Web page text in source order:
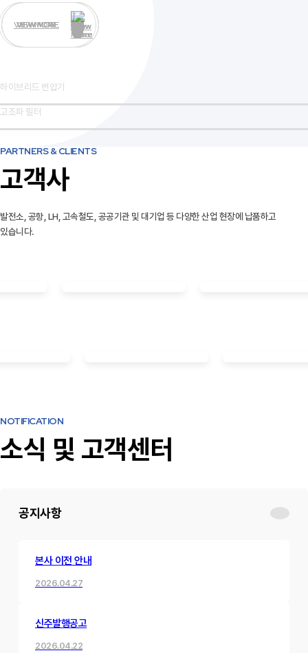
VIEW MORE
VIEW MORE
VIEW MORE
VIEW MORE
VIEW MORE
하이브리드 변압기
고조파 필터
PARTNERS & CLIENTS
고객사
발전소, 공항, LH, 고속철도, 공공기관 및 대기업 등 다양한 산업 현장에 납품하고
있습니다.
NOTIFICATION
소식 및 고객센터
공지사항
본사 이전 안내
2026.04.27
신주발행공고
2026.04.22